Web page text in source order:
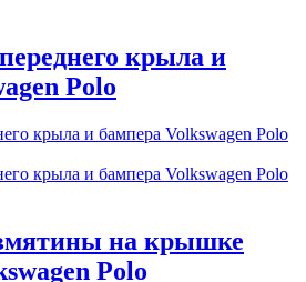
крыла и
Polo
на крышке
Polo